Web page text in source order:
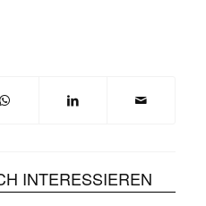
INTERESSIEREN